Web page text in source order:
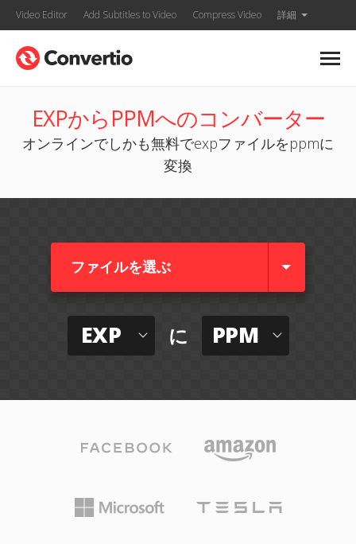
Video Editor Add Subtitles to Video Compress Video 詳細
EXPからPPMへのコンバーター
オンラインでしかも無料でexpファイルをppmに
変換
ファイルを選ぶ
EXP に PPM